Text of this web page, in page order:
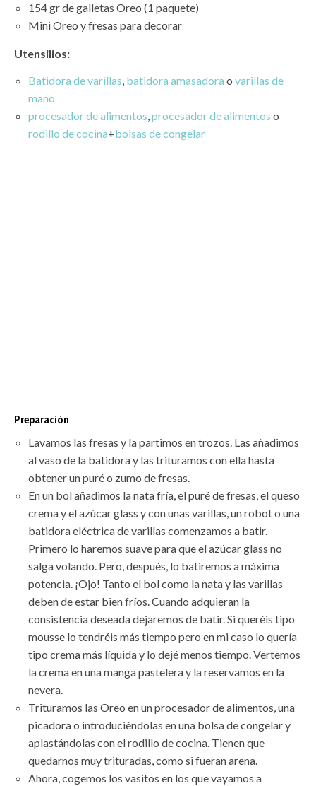
154 gr de galletas Oreo (1 paquete)
Mini Oreo y fresas para decorar
Utensilios:
Batidora de varillas, batidora amasadora o varillas de
mano
procesador de alimentos,procesador de alimentos o
rodillo de cocina+bolsas de congelar
Preparación
Lavamos las fresas y la partimos en trozos. Las añadimos
al vaso de la batidora y las trituramos con ella hasta
obtener un puré o zumo de fresas.
En un bol añadimos la nata fría, el puré de fresas, el queso
crema y el azúcar glass y con unas varillas, un robot o una
batidora eléctrica de varillas comenzamos a batir.
Primero lo haremos suave para que el azúcar glass no
salga volando. Pero, después, lo batiremos a máxima
potencia. ¡Ojo! Tanto el bol como la nata y las varillas
deben de estar bien fríos. Cuando adquieran la
consistencia deseada dejaremos de batir. Si queréis tipo
mousse lo tendréis más tiempo pero en mi caso lo quería
tipo crema más líquida y lo dejé menos tiempo. Vertemos
la crema en una manga pastelera y la reservamos en la
nevera.
Trituramos las Oreo en un procesador de alimentos, una
picadora o introduciéndolas en una bolsa de congelar y
aplastándolas con el rodillo de cocina. Tienen que
quedarnos muy trituradas, como si fueran arena.
Ahora, cogemos los vasitos en los que vayamos a